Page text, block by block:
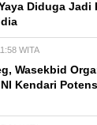
Diduga
WITA
Wasekbid
Kendari